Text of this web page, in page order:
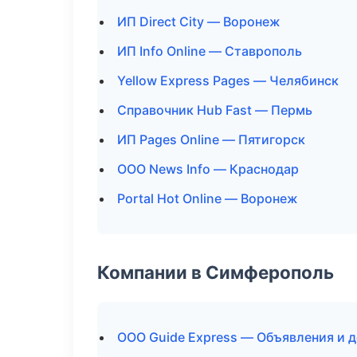
ИП Direct City — Воронеж
ИП Info Online — Ставрополь
Yellow Express Pages — Челябинск
Справочник Hub Fast — Пермь
ИП Pages Online — Пятигорск
ООО News Info — Краснодар
Portal Hot Online — Воронеж
Компании в Симферополь
ООО Guide Express — Объявления и